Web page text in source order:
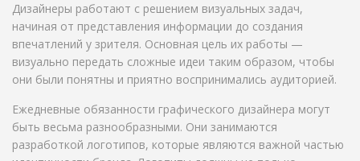
Дизайнеры работают с решением визуальных задач,
начиная от представления информации до создания
впечатлений у зрителя. Основная цель их работы —
визуально передать сложные идеи таким образом, чтобы
они были понятны и приятно воспринимались аудиторией.
Ежедневные обязанности графического дизайнера могут
быть весьма разнообразными. Они занимаются
разработкой логотипов, которые являются важной частью